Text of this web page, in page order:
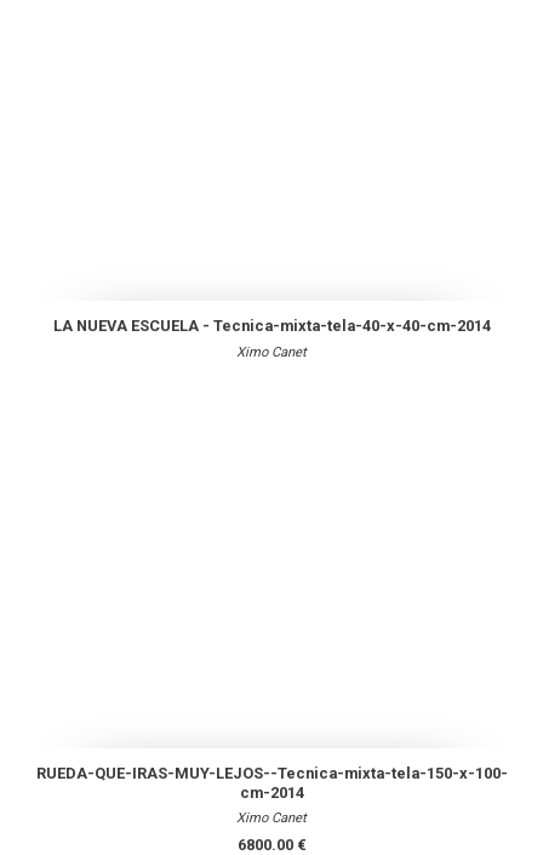
LA NUEVA ESCUELA - Tecnica-mixta-tela-40-x-40-cm-2014
Ximo Canet
RUEDA-QUE-IRAS-MUY-LEJOS--Tecnica-mixta-tela-150-x-100-
cm-2014
Ximo Canet
6800.00 €